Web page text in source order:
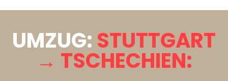
UMZUG: STUTTGART
→ TSCHECHIEN: